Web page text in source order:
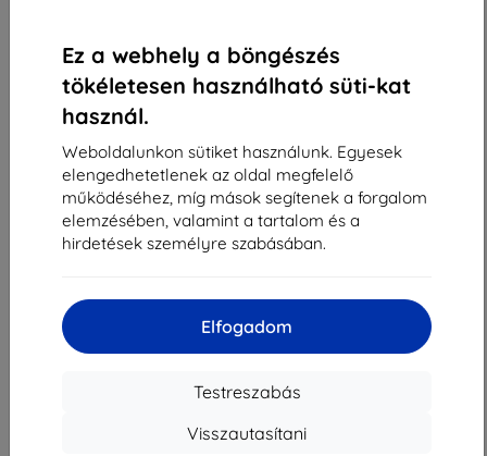
Ez a webhely a böngészés
tökéletesen használható süti-kat
használ.
Weboldalunkon sütiket használunk. Egyesek
elengedhetetlenek az oldal megfelelő
működéséhez, míg mások segítenek a forgalom
elemzésében, valamint a tartalom és a
hirdetések személyre szabásában.
Elfogadom
Testreszabás
Visszautasítani
Raktáron 1 darab
Összes találat5